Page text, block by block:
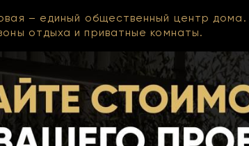
– единый общественный центр
отдыха и приватные комнаты.